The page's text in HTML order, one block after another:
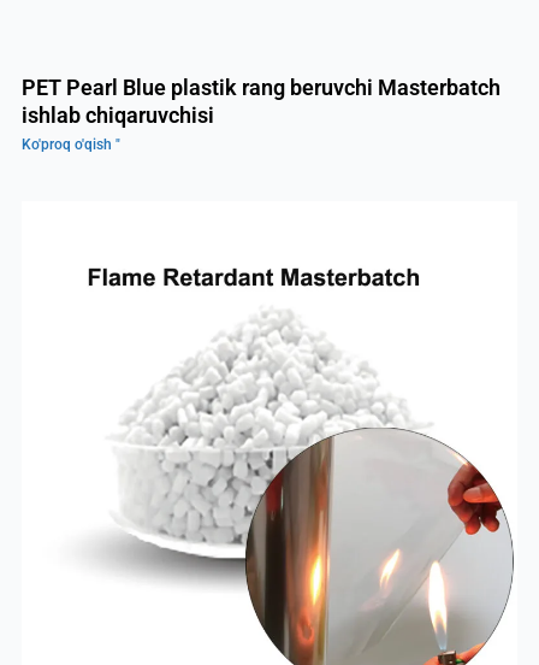
PET Pearl Blue plastik rang beruvchi Masterbatch
ishlab chiqaruvchisi
Ko'proq o'qish "